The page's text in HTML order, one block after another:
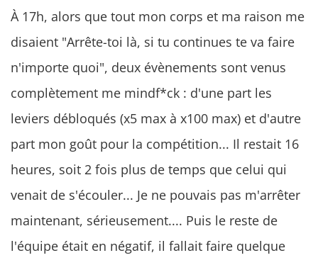
À 17h, alors que tout mon corps et ma raison me
disaient "Arrête-toi là, si tu continues te va faire
n'importe quoi", deux évènements sont venus
complètement me mindf*ck : d'une part les
leviers débloqués (x5 max à x100 max) et d'autre
part mon goût pour la compétition... Il restait 16
heures, soit 2 fois plus de temps que celui qui
venait de s'écouler... Je ne pouvais pas m'arrêter
maintenant, sérieusement.... Puis le reste de
l'équipe était en négatif, il fallait faire quelque